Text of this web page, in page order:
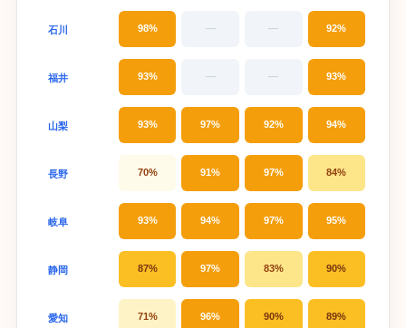
石川 98% — — 92%
福井 93% — — 93%
山梨 93% 97% 92% 94%
長野 70% 91% 97% 84%
岐阜 93% 94% 97% 95%
静岡 87% 97% 83% 90%
愛知 71% 96% 90% 89%